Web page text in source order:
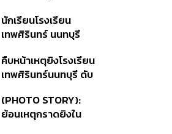
ในระดับต้นของภูมิภาค
นักเรียนโรงเรียน
เทพศิรินทร์ นนทบุรี
ปลอดภัยชั่วคราว หลัง
เหตุใช้อาวุธปืนภายใน
คืบหน้าเหตุยิงโรงเรียน
เทพศิรินทร์นนทบุรี ดับ
สอบปมขโมยปืนปู่ก่อ
เหตุ
(PHOTO STORY):
ย้อนเหตุกราดยิงใน